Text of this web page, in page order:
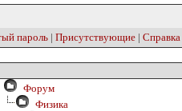
пароль | Присутствующие | Справка
Форум
Физика